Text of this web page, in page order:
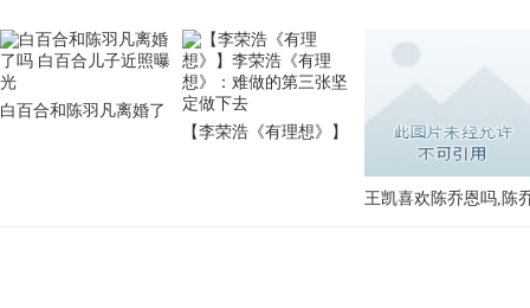
白百合和陈羽凡离婚了
【李荣浩《有理想》】
王凯喜欢陈乔恩吗,陈